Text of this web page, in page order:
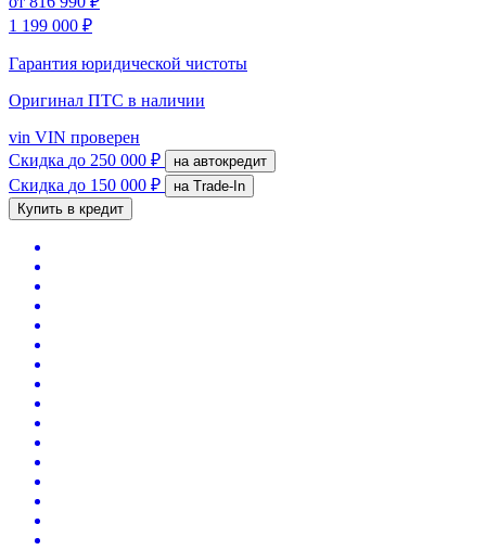
1 199 000 ₽
Гарантия юридической чистоты
Оригинал ПТС в наличии
vin VIN проверен
Скидка до 250 000 ₽ на автокредит
Скидка до 150 000 ₽
на Trade-In
Купить в кредит